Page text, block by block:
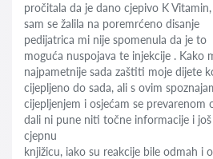
pročitala da je dano cjepivo K
sam se žalila na poremrćeno disanje
pedijatrica mi nije spomenula da je to
moguća nuspojava te injekcije . Kako
najpametnije sada zaštiti moje dijete
cijepljeno do sada, ali s ovim
cijepljenjem i osjećam se prevarenom
dali ni pune niti točne informacije i
cjepnu
knjižicu, iako su reakcije bile odmah i